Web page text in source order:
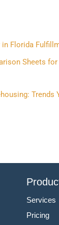
Florida
Sheets
Trends
Services
Pricing